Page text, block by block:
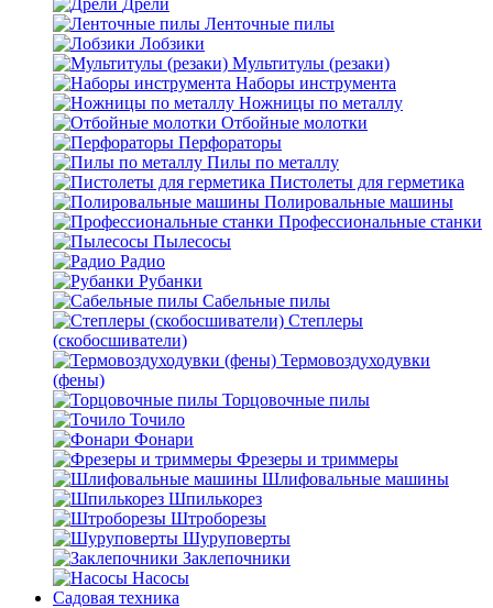
Дрели
Ленточные пилы
Лобзики
Мультитулы (резаки)
Наборы инструмента
Ножницы по металлу
Отбойные молотки
Перфораторы
Пилы по металлу
Пистолеты для герметика
Полировальные машины
Профессиональные станки
Пылесосы
Радио
Рубанки
Сабельные пилы
Степлеры
(скобосшиватели)
Термовоздуходувки
(фены)
Торцовочные пилы
Точило
Фонари
Фрезеры и триммеры
Шлифовальные машины
Шпилькорез
Штроборезы
Шуруповерты
Заклепочники
Насосы
Садовая техника